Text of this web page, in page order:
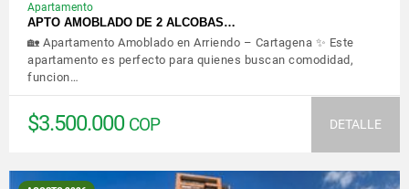
Apartamento
APTO AMOBLADO DE 2 ALCOBAS…
🏡 Apartamento Amoblado en Arriendo – Cartagena ✨ Este
apartamento es perfecto para quienes buscan comodidad,
funcion…
$3.500.000 COP DETALLE